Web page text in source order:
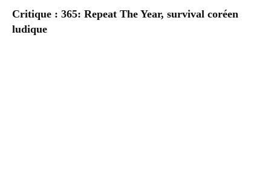
Critique : 365: Repeat The Year, survival coréen
ludique